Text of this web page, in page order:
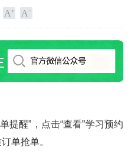
提醒”，点击“查看”学习预约
单抢单。